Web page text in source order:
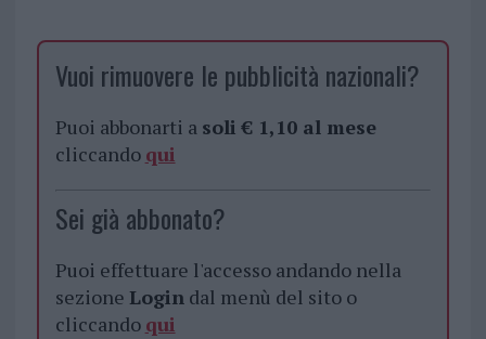
Vuoi rimuovere le pubblicità nazionali?
Puoi abbonarti a soli € 1,10 al mese
cliccando qui
Sei già abbonato?
Puoi effettuare l'accesso andando nella
sezione Logindal menù del sito o
cliccando qui